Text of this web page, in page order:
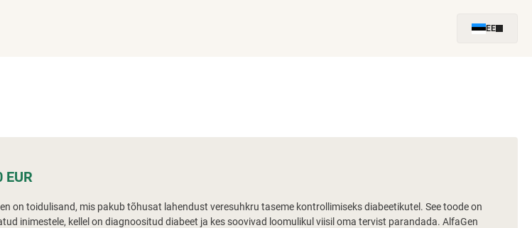
EE
EUR
on toidulisand, mis pakub tõhusat lahendust veresuhkru taseme kontrollimiseks diabeetikutel. See toode on
inimestele, kellel on diagnoositud diabeet ja kes soovivad loomulikul viisil oma tervist parandada. AlfaGen